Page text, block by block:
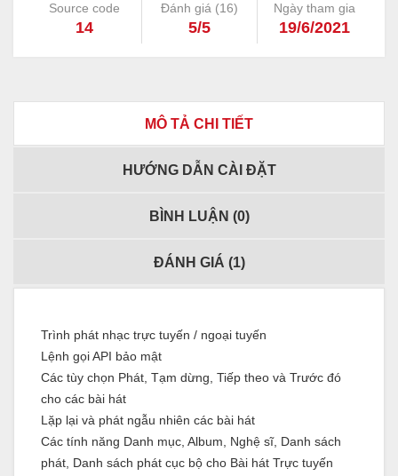
Source code
14
Đánh giá (16)
5/5
Ngày tham gia
19/6/2021
MÔ TẢ CHI TIẾT
HƯỚNG DẪN CÀI ĐẶT
BÌNH LUẬN (0)
ĐÁNH GIÁ (1)
Trình phát nhạc trực tuyến / ngoại tuyến
Lệnh gọi API bảo mật
Các tùy chọn Phát, Tạm dừng, Tiếp theo và Trước đó
cho các bài hát
Lặp lại và phát ngẫu nhiên các bài hát
Các tính năng Danh mục, Album, Nghệ sĩ, Danh sách
phát, Danh sách phát cục bộ cho Bài hát Trực tuyến